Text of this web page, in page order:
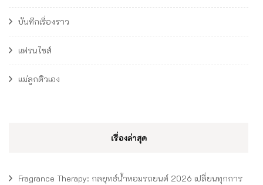
บันทึกเรื่องราว
แฟรนไชส์
แม่ลูกติวเอง
เรื่องล่าสุด
Fragrance Therapy: กลยุทธ์น้ำหอมรถยนต์ 2026 เปลี่ยนทุกการ